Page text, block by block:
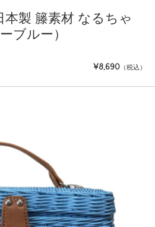
本製 籐素材 なるちゃ
ブルー）
¥8,690 （税込）